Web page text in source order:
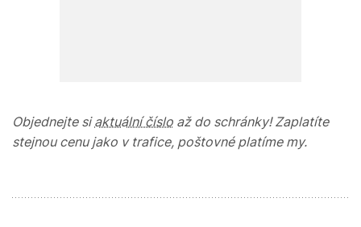
Objednejte siaktuální číslo až do schránky! Zaplatíte
stejnou cenu jako v trafice, poštovné platíme my.